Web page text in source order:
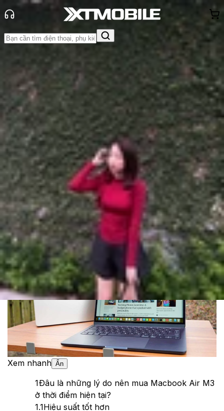
Tin tức
Tư vấn
Tin Mới
Đánh Giá - Trên Tay So Sánh Tư vấn
Khuyến
mãiThủ thuật Hỏi đáp App - Game Thông báo
Khách
hàng - Sự kiện
Liệu có nên mua Macbook Air M3
vừa được ra mắt hay không?
Anh Thư
Ngày đăng:
09/03/2024
Cập nhật: 29/05/2026
Theo dõi XTMobile trên
Xem nhanh Ẩn
1Đâu là những lý do nên mua Macbook Air M3
ở thời điểm hiện tại?
1.1Hiệu suất tốt hơn